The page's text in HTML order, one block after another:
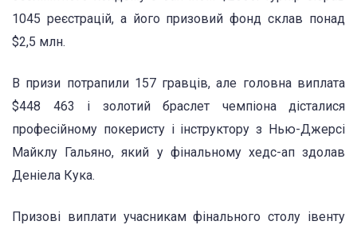
1045 реєстрацій, а його призовий фонд склав понад
$2,5 млн.
В призи потрапили 157 гравців, але головна виплата
$448 463 і золотий браслет чемпіона дісталися
професійному покеристу і інструктору з Нью-Джерсі
Майклу Гальяно, який у фінальному хедс-ап здолав
Деніела Кука.
Призові виплати учасникам фінального столу івенту